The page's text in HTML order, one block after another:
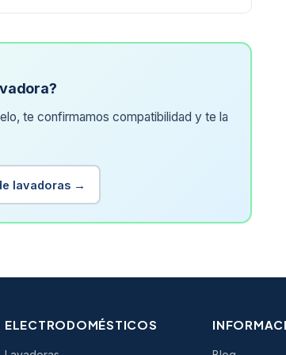
te confirmamos compatibilidad y te la
lavadoras →
ELECTRODOMÉSTICOS